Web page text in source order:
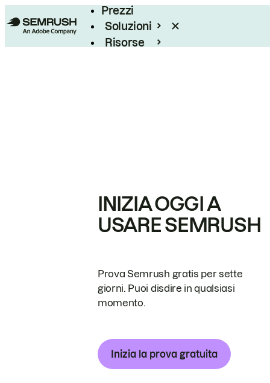
Prezzi
Soluzioni
Risorse
INIZIA OGGI A
USARE SEMRUSH
Prova Semrush gratis per sette
giorni. Puoi disdire in qualsiasi
momento.
Inizia la prova gratuita